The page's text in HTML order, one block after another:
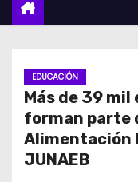
EDUCACIÓN
Más de 39
forman parte
Alimentación
JUNAEB